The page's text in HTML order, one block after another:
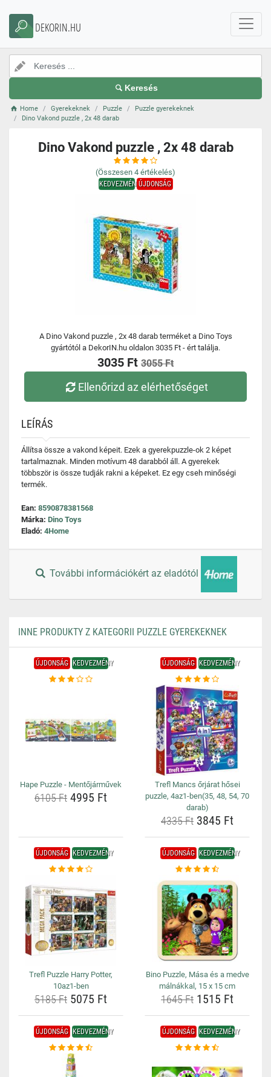
DEKORIN.HU
Keresés
Home Gyerekeknek Puzzle
Puzzle gyerekeknek
Dino Vakond puzzle , 2x 48 darab
Dino Vakond puzzle , 2x 48 darab
(Összesen 4 értékelés)
KEDVEZMÉNYÚJDONSÁG
A Dino Vakond puzzle , 2x 48 darab terméket a Dino Toys
gyártótól a DekorIN.hu oldalon 3035 Ft - ért találja.
3035 Ft 3055 Ft
Ellenőrizd az elérhetőséget
LEÍRÁS
Állítsa össze a vakond képeit. Ezek a gyerekpuzzle-ok 2 képet
tartalmaznak. Minden motívum 48 darabból áll. A gyerekek
többször is össze tudják rakni a képeket. Ez egy cseh minőségi
termék.
Ean: 8590878381568
Márka: Dino Toys
Eladó: 4Home
További információkért az eladótól
INNE PRODUKTY Z KATEGORII PUZZLE GYEREKEKNEK
ÚJDONSÁG KEDVEZMÉNY
Hape Puzzle - Mentőjárművek
6105 Ft 4995 Ft
ÚJDONSÁG KEDVEZMÉNY
Trefl Mancs őrjárat hősei
puzzle, 4az1-ben(35, 48, 54, 70
darab)
4335 Ft 3845 Ft
ÚJDONSÁG KEDVEZMÉNY
Trefl Puzzle Harry Potter,
10az1-ben
5185 Ft 5075 Ft
ÚJDONSÁG KEDVEZMÉNY
Bino Puzzle, Mása és a medve
málnákkal, 15 x 15 cm
1645 Ft 1515 Ft
ÚJDONSÁG KEDVEZMÉNY ÚJDONSÁG KEDVEZMÉNY